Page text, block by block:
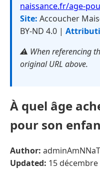
naissance.fr/age-
Site: Accoucher
BY-ND 4.0 |
⚠️ When referencing
original URL above.
À quel âge
pour son
Author:
Updated: 15 décembre